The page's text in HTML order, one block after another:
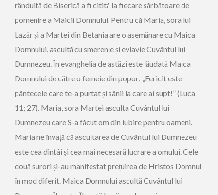
rânduită de Biserică a fi citită la fiecare sărbătoare de
pomenire a Maicii Domnului. Pentru că Maria, sora lui
Lazăr și a Martei din Betania are o asemănare cu Maica
Domnului, ascultă cu smerenie și evlavie Cuvântul lui
Dumnezeu. În evanghelia de astăzi este lăudată Maica
Domnului de către o femeie din popor: „Fericit este
pântecele care te-a purtat și sânii la care ai supt!” (Luca
11; 27). Maria, sora Martei asculta Cuvântul lui
Dumnezeu care S-a făcut om din iubire pentru oameni.
Maria ne învață că ascultarea de Cuvântul lui Dumnezeu
este cea dintâi și cea mai necesară lucrare a omului. Cele
două surori și-au manifestat prețuirea de Hristos Domnul
în mod diferit. Maica Domnului ascultă Cuvântul lui